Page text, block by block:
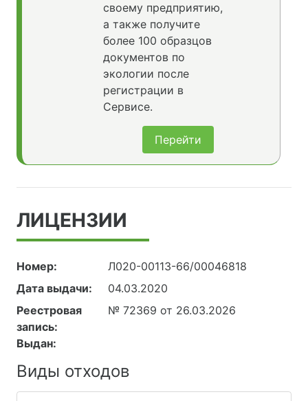
своему предприятию,
а также получите
более 100 образцов
документов по
экологии после
регистрации в
Сервисе.
Перейти
ЛИЦЕНЗИИ
Номер:
Л020-00113-66/00046818
Дата выдачи:
04.03.2020
Реестровая
запись:
№ 72369 от 26.03.2026
Выдан:
Виды отходов